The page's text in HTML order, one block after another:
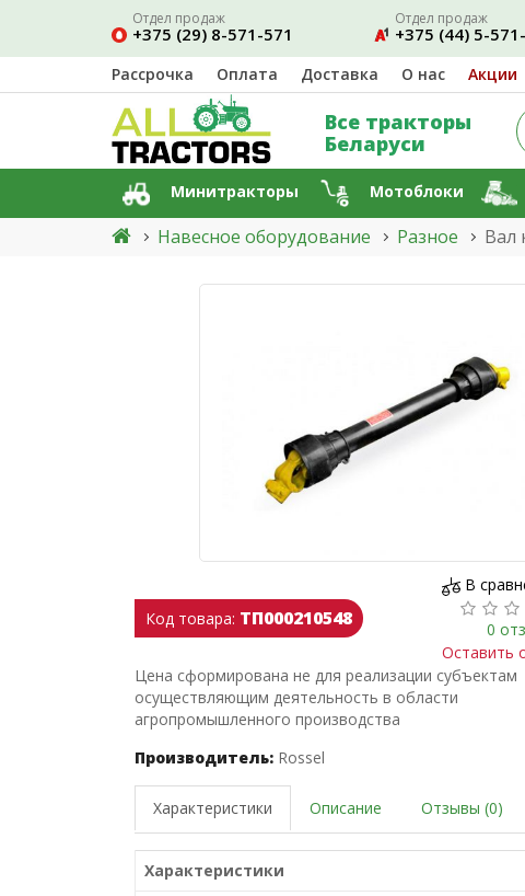
Отдел продаж
+375 (29) 8-571-571
Отдел продаж
+375 (44) 5-
Рассрочка Оплата Доставка О нас Акции
Все тракторы
Беларуси
Минитракторы Мотоблоки
Навесное оборудование Разное Вал
Код товара: ТП000210548
В
0
Оставить
Цена сформирована не для реализации субъектам
осуществляющим деятельность в области
агропромышленного производства
Производитель: Rossel
Характеристики Описание Отзывы (0)
Характеристики